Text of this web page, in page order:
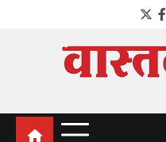
a leading NEWS portal